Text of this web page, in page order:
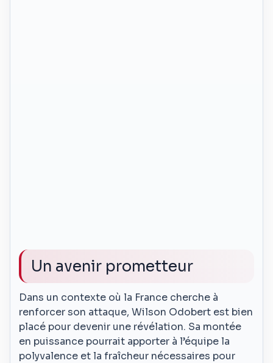
Un avenir prometteur
Dans un contexte où la France cherche à
renforcer son attaque, Wilson Odobert est bien
placé pour devenir une révélation. Sa montée
en puissance pourrait apporter à l’équipe la
polyvalence et la fraîcheur nécessaires pour